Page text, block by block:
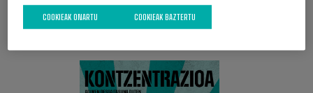
COOKIEAK BAZTERTU
COOKIEAK ONARTU